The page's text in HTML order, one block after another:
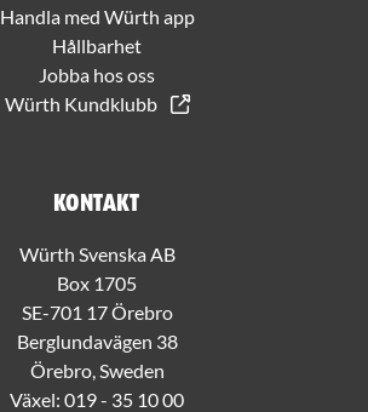
Handla med Würth app
Hållbarhet
Jobba hos oss
Würth Kundklubb
Kontakt
Würth Svenska AB
Box 1705
SE-701 17 Örebro
Berglundavägen 38
Örebro, Sweden
Växel: 019 - 35 10 00